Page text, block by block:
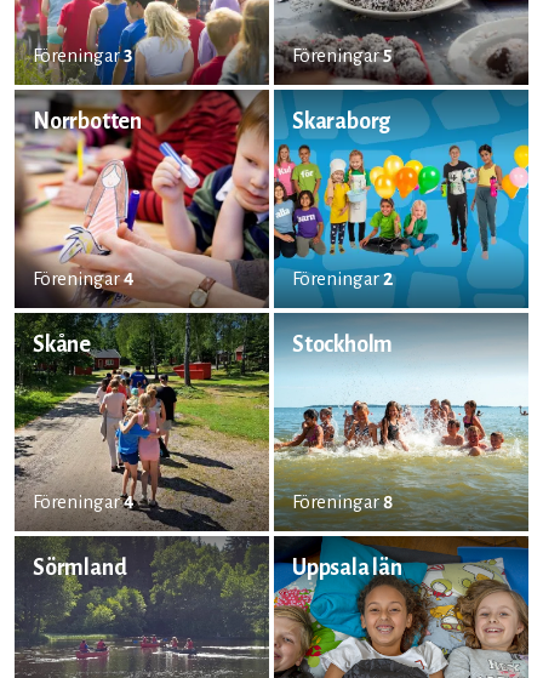
Föreningar3 Föreningar5
Norrbotten
Föreningar4
Skaraborg
Föreningar2
Skåne
Föreningar4
Stockholm
Föreningar8
Sörmland Uppsala län